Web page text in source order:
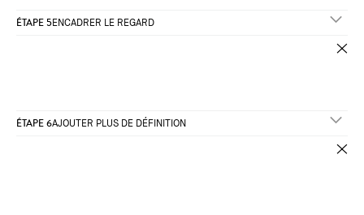
ÉTAPE 5ENCADRER LE REGARD
ÉTAPE 6AJOUTER PLUS DE DÉFINITION